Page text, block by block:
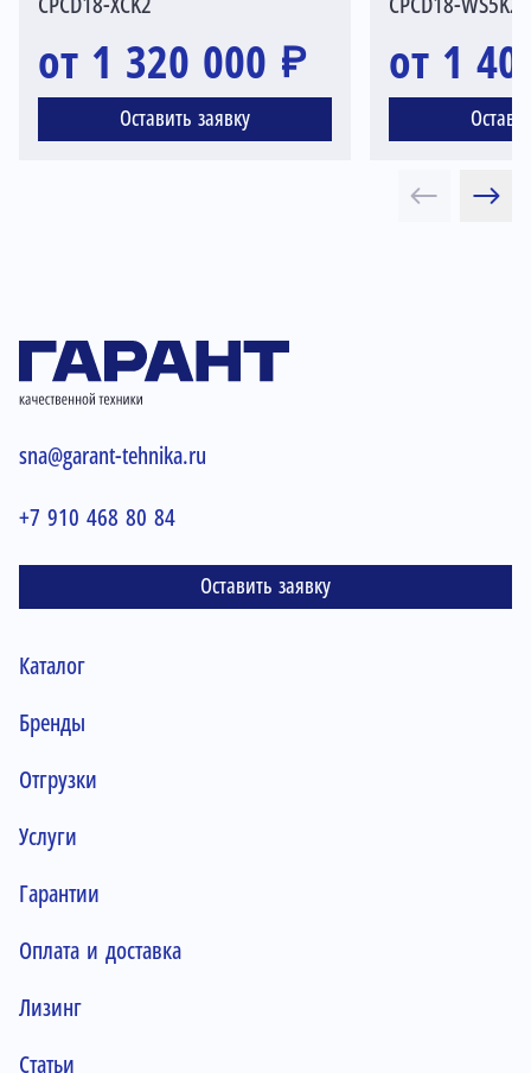
от 1 320 000 ₽
Оставить заявку
от 1
sna@garant-tehnika.ru
+7 910 468 80 84
Оставить заявку
Каталог
Бренды
Отгрузки
Услуги
Гарантии
Оплата и доставка
Лизинг
Статьи